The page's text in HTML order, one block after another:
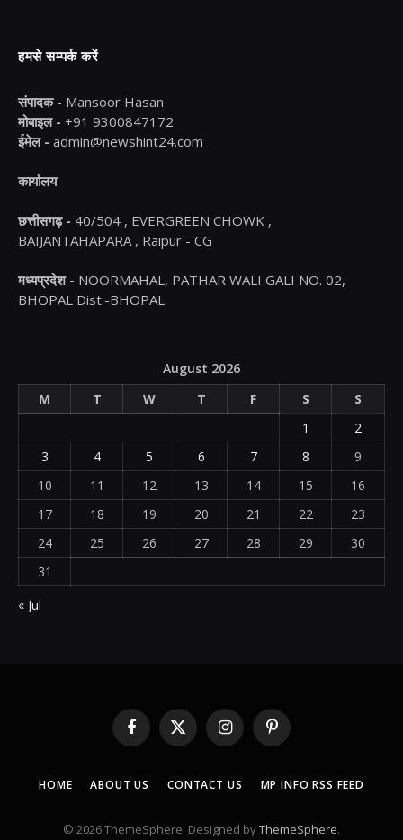
हमसे सम्पर्क करें
संपादक - Mansoor Hasan
मोबाइल - +91 9300847172
ईमेल - admin@newshint24.com
कार्यालय
छत्तीसगढ़ - 40/504 , EVERGREEN CHOWK ,
BAIJANTAHAPARA , Raipur - CG
मध्यप्रदेश - NOORMAHAL, PATHAR WALI GALI NO. 02,
BHOPAL Dist.-BHOPAL
August 2026
M
T W T F S
S
1
2
3
4 5 6 7 8
9
10
11 12 13 14 15
16
17
18 19 20 21 22
23
24
25 26 27 28 29
30
31
« Jul
Facebook
X
(Twitter)
InstagramPinterest
HOME ABOUT US CONTACT US MP INFO RSS FEED
© 2026 ThemeSphere. Designed byThemeSphere.